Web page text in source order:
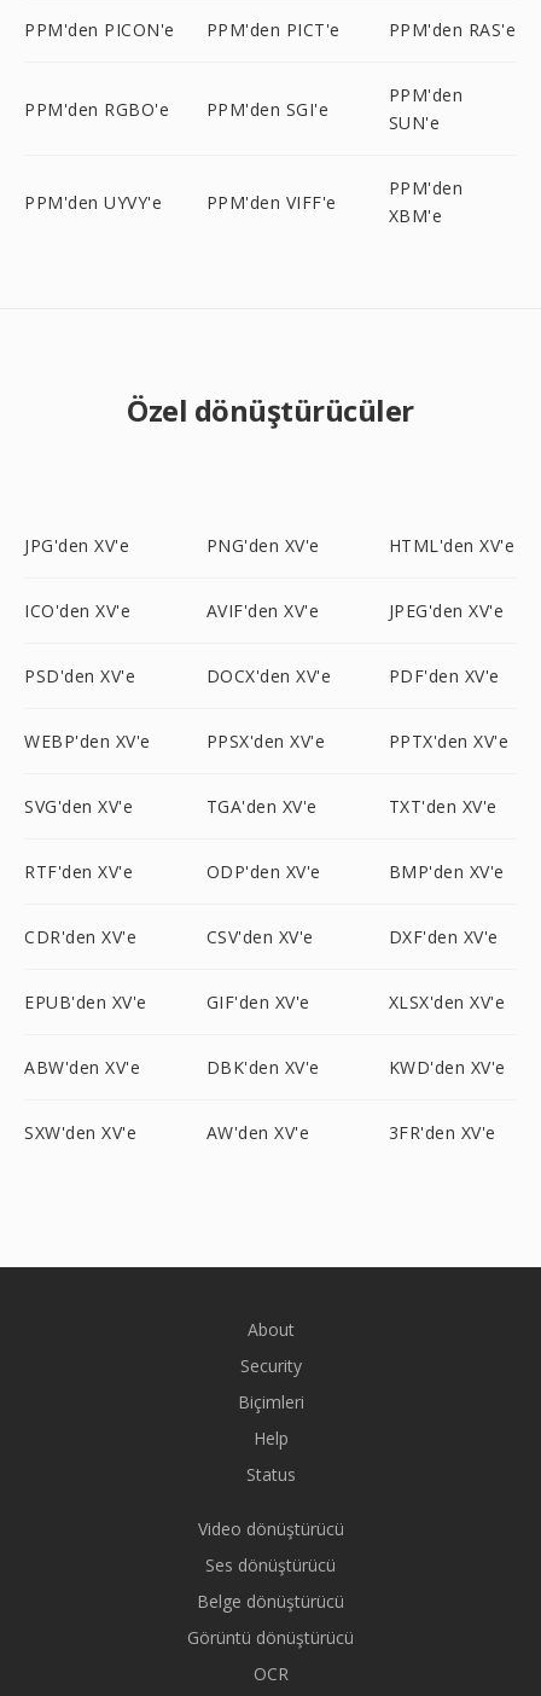
PPM'den PICON'e PPM'den PICT'e PPM'den RAS'e
PPM'den RGBO'e PPM'den SGI'e
PPM'den
SUN'e
PPM'den UYVY'e PPM'den VIFF'e
PPM'den
XBM'e
Özel dönüştürücüler
JPG'den XV'e PNG'den XV'e HTML'den XV'e
ICO'den XV'e AVIF'den XV'e JPEG'den XV'e
PSD'den XV'e DOCX'den XV'e PDF'den XV'e
WEBP'den XV'e PPSX'den XV'e PPTX'den XV'e
SVG'den XV'e TGA'den XV'e TXT'den XV'e
RTF'den XV'e ODP'den XV'e BMP'den XV'e
CDR'den XV'e CSV'den XV'e DXF'den XV'e
EPUB'den XV'e GIF'den XV'e XLSX'den XV'e
ABW'den XV'e DBK'den XV'e KWD'den XV'e
SXW'den XV'e AW'den XV'e 3FR'den XV'e
About
Security
Biçimleri
Help
Status
Video dönüştürücü
Ses dönüştürücü
Belge dönüştürücü
Görüntü dönüştürücü
OCR